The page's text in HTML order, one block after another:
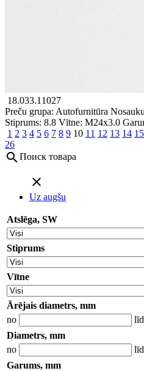
18.033.11027
Preču grupa: Autofurnitūra
Stiprums: 8.8 Vītne: M24x3.0
1 2 3 4 5 6 7 8 9 10 11 12 13 14 15
26
searchПоиск товара
close
Uz augšu
Atslēga, SW
Stiprums
Vītne
Ārējais diametrs, mm
no
Diametrs, mm
no
Garums, mm